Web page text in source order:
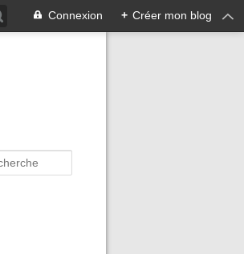
Connexion + Créer mon blog